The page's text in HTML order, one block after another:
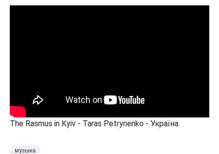
The Rasmus in Kyiv - Taras Petrynenko - Україна
музыка